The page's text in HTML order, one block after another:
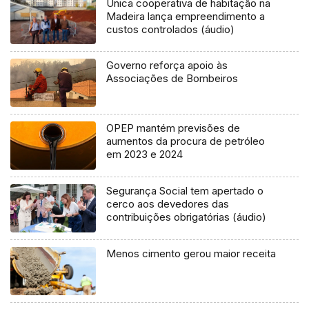
Única cooperativa de habitação na
Madeira lança empreendimento a
custos controlados (áudio)
Governo reforça apoio às
Associações de Bombeiros
OPEP mantém previsões de
aumentos da procura de petróleo
em 2023 e 2024
Segurança Social tem apertado o
cerco aos devedores das
contribuições obrigatórias (áudio)
Menos cimento gerou maior receita